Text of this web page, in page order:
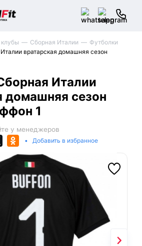
Сборная Италии
Футболки
вратарская домашняя сезон
Италии
домашняя сезон
1
• Добавить в избранное